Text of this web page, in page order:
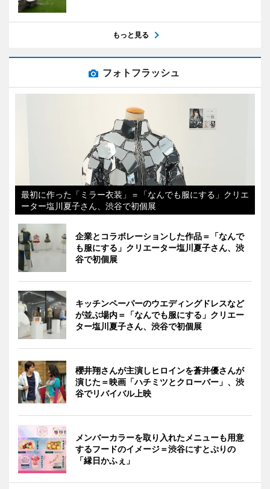
もっと見る
フォトフラッシュ
最初に作った「ミラー衣装」＝「なんでも服にする」クリエ
ーター塩川夏子さん、渋谷で初個展
企業とコラボレーションした作品＝「なんで
も服にする」クリエーター塩川夏子さん、渋
谷で初個展
キッチンペーパーのウエディングドレスなど
が並ぶ場内＝「なんでも服にする」クリエー
ター塩川夏子さん、渋谷で初個展
櫻井翔さんが主演しヒロインを蒼井優さんが
演じた＝映画「ハチミツとクローバー」、渋
谷でリバイバル上映
メンバーカラーを取り入れたメニューも用意
するフードのイメージ＝渋谷にすとぷりの
「縁日かふぇ」